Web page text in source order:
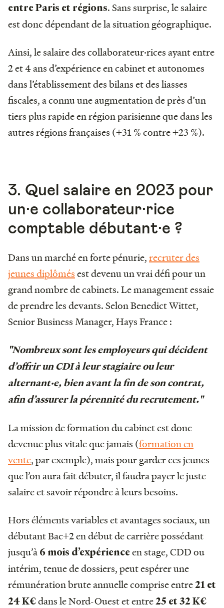
entre Paris et régions. Sans surprise,le salaire
est donc dépendant de la situation géographique.
Ainsi, le salaire des collaborateur·rices ayant entre
2 et 4 ans d’expérience en cabinet et autonomes
dans l’établissement des bilans et des liasses
fiscales, a connu une augmentation de près d’un
tiers plus rapide en région parisienne que dans les
autres régions françaises (+31 % contre +23 %).
3. Quel salaire en 2023 pour
un·e collaborateur·rice
comptable débutant·e ?
Dans un marché en forte pénurie,recruter des
jeunes diplômésest devenu un vrai défi pour un
grand nombre de cabinets. Le management essaie
de prendre les devants. Selon Benedict Wittet,
Senior Business Manager, Hays France :
"Nombreux sont les employeurs qui décident
d’offrir un CDI à leur stagiaire ou leur
alternant·e, bien avant la fin de son contrat,
afin d’assurer la pérennité du recrutement."
La mission de formation du cabinet est donc
devenue plus vitale que jamais (formation en
vente, par exemple), mais pour garder ces jeunes
que l’on aura fait débuter, il faudra payer le juste
salaire et savoir répondre à leurs besoins.
Hors éléments variables et avantages sociaux, un
débutant Bac+2 en début de carrière possédant
jusqu’à 6 mois d’expérienceen stage, CDD ou
intérim, tenue de dossiers, peut espérer une
rémunération brute annuelle comprise entre 21 et
24 K€dans le Nord-Ouest et entre 25 et 32 K€